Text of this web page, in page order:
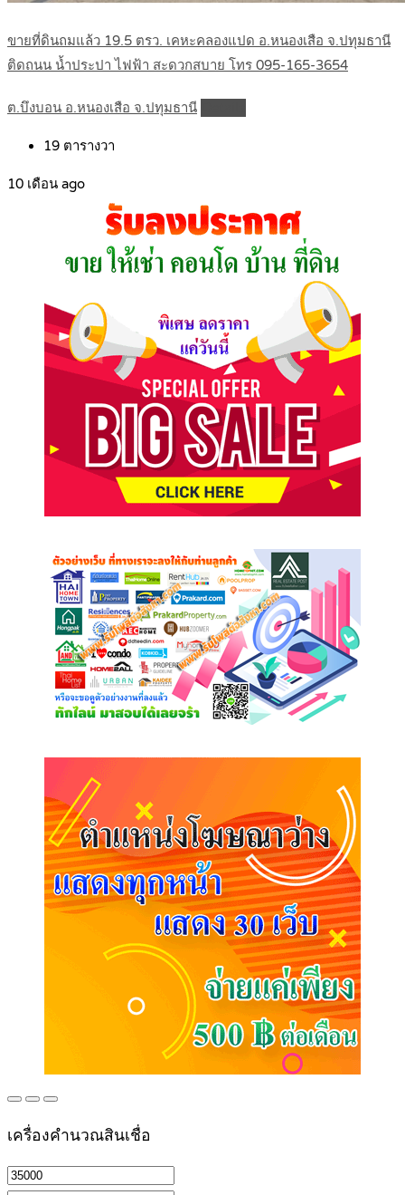
ขายที่ดินถมแล้ว 19.5 ตรว. เคหะคลองแปด อ.หนองเสือ จ.ปทุมธานี
ติดถนน น้ำประปา ไฟฟ้า สะดวกสบาย โทร 095-165-3654
ต.บึงบอน อ.หนองเสือ จ.ปทุมธานี
19 ตารางวา
10 เดือน ago
เครื่องคำนวณสินเชื่อ